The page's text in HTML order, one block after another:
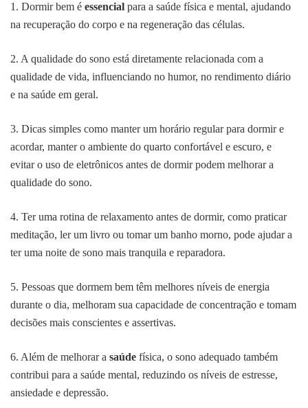
1. Dormir bem é essencial para a saúde física e mental, ajudando
na recuperação do corpo e na regeneração das células.
2. A qualidade do sono está diretamente relacionada com a
qualidade de vida, influenciando no humor, no rendimento diário
e na saúde em geral.
3. Dicas simples como manter um horário regular para dormir e
acordar, manter o ambiente do quarto confortável e escuro, e
evitar o uso de eletrônicos antes de dormir podem melhorar a
qualidade do sono.
4. Ter uma rotina de relaxamento antes de dormir, como praticar
meditação, ler um livro ou tomar um banho morno, pode ajudar a
ter uma noite de sono mais tranquila e reparadora.
5. Pessoas que dormem bem têm melhores níveis de energia
durante o dia, melhoram sua capacidade de concentração e tomam
decisões mais conscientes e assertivas.
6. Além de melhorar a saúde física, o sono adequado também
contribui para a saúde mental, reduzindo os níveis de estresse,
ansiedade e depressão.